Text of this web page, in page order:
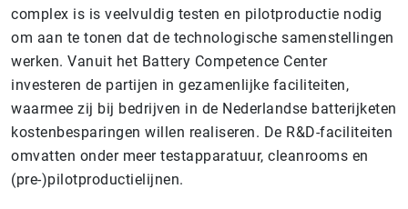
complex is is veelvuldig testen en pilotproductie nodig
om aan te tonen dat de technologische samenstellingen
werken. Vanuit het Battery Competence Center
investeren de partijen in gezamenlijke faciliteiten,
waarmee zij bij bedrijven in de Nederlandse batterijketen
kostenbesparingen willen realiseren. De R&D-faciliteiten
omvatten onder meer testapparatuur, cleanrooms en
(pre-)pilotproductielijnen.